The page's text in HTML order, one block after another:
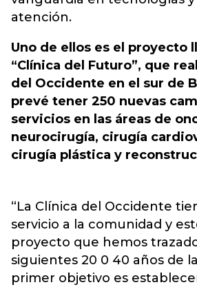
atención.
Uno de ellos es el proyecto
“Clínica del Futuro”, que
del Occidente en el sur de
prevé tener 250 nuevas
servicios en las áreas de
neurocirugía, cirugía
cirugía plástica y
“La Clínica del Occidente
servicio a la comunidad y
proyecto que hemos
siguientes 20 0 40 años de
primer objetivo es